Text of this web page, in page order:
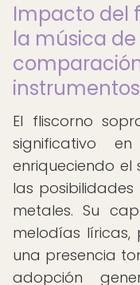
Impacto del
la música
instrumentos
El fliscorno
significativo
enriqueciendo
las
metales. Su
melodías líricas,
una presencia
adopción